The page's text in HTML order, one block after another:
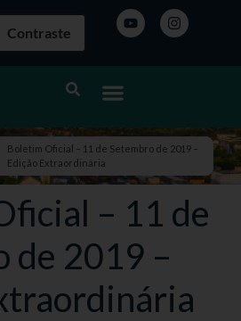
Contraste
Boletim Oficial – 11 de Setembro de 2019 –
Edição Extraordinária
– 11 de
de 2019 –